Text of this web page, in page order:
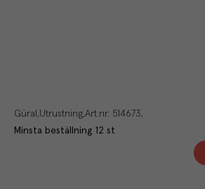
Güral Utrustning Art.nr. 514673
Minsta beställning 12 st